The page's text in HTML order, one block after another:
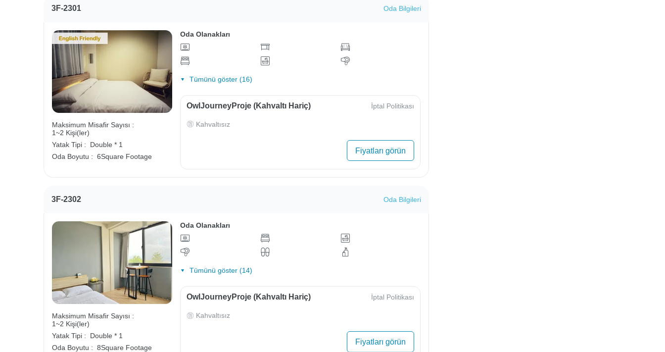
3F-2301 Oda Bilgileri
Maksimum Misafir Sayısı :
1~2 Kişi(ler)
Yatak Tipi :
Double * 1
Oda Boyutu : 6Square Footage
Oda Olanakları
Tümünü göster (16)
OwlJourneyProje (Kahvaltı Hariç) İptal Politikası
Kahvaltısız
Fiyatları görün
3F-2302 Oda Bilgileri
Maksimum Misafir Sayısı :
1~2 Kişi(ler)
Yatak Tipi :
Double * 1
Oda Boyutu : 8Square Footage
Oda Olanakları
Tümünü göster (14)
OwlJourneyProje (Kahvaltı Hariç) İptal Politikası
Kahvaltısız
Fiyatları görün